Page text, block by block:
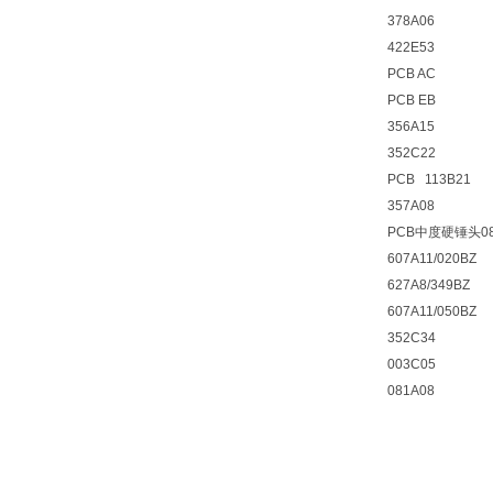
378A06
422E53
PCB AC
PCB EB
356A15
352C22
PCB 113B21
357A08
PCB中度硬锤头
607A11/020BZ
627A8/349BZ
607A11/050BZ
352C34
003C05
081A08